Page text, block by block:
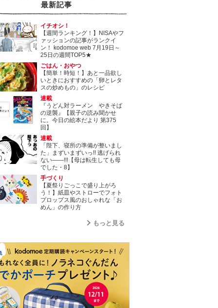
最新記事
イチオシ！
【週間ランキング！】NISAやフ
ァッションの記事がランクイ
ン！ kodomoe web 7月19日～
25日の週間TOP5★
ごはん・おやつ
【簡単！時短！】あと一品欲し
いときにおすすめの「卵とレタ
スの炒めもの」のレシピ
連載
『うどん対ラーメン やきそば
の逆襲』【親子の読み聞かせ
に。今日の絵本だより 第375
回】
連載
「陛下、寝所の準備が整いまし
た」まずいまずいっ!! 逃げられ
ない――!!!【母は転生しても母
でした・8】
手づくり
【夏祭りごっこで盛り上がろ
う！】紙皿やストローでフォト
プロップス風のおしゃれな「お
めん」の作り方
もっと見る